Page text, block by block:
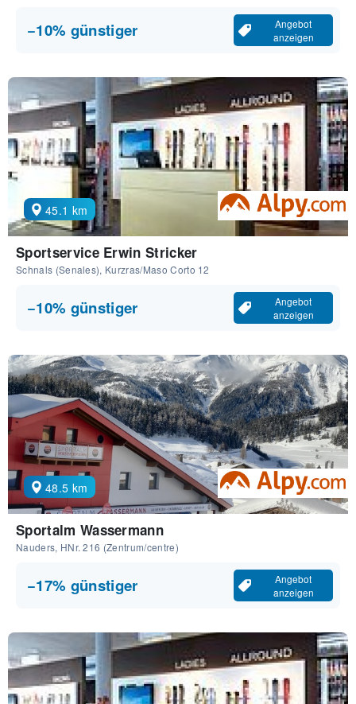
−10% günstiger
Angebot
anzeigen
45.1 km
Sportservice Erwin Stricker
Schnals (Senales), Kurzras/Maso Corto 12
−10% günstiger
Angebot
anzeigen
48.5 km
Sportalm Wassermann
Nauders, HNr. 216 (Zentrum/centre)
−17% günstiger
Angebot
anzeigen